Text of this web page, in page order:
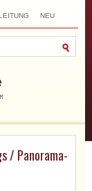
NEU
/ Panorama-